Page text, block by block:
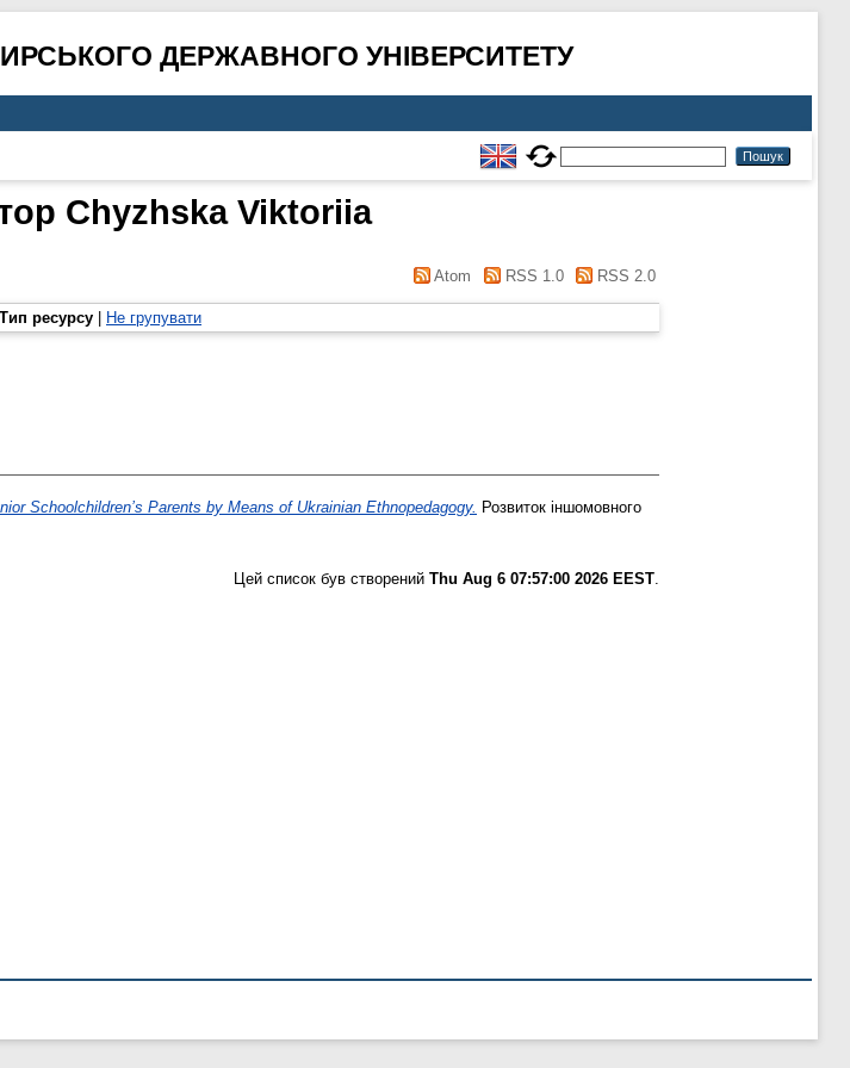
ДЕРЖАВНОГО УНІВЕРСИТЕТУ
Chyzhska Viktoriia
Atom RSS 1.0 RSS 2.0
Тип ресурсу Не групувати
Schoolchildren’s Parents by Means of Ukrainian Ethnopedagogy. Розвиток іншомовного
Цей список був створений Thu Aug 6 07:57:00 2026 EEST.